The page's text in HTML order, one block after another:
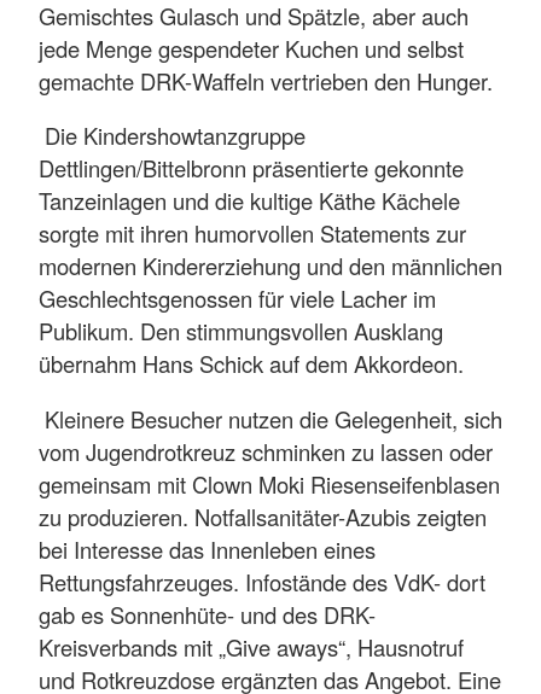
Gemischtes Gulasch und Spätzle, aber auch
jede Menge gespendeter Kuchen und selbst
gemachte DRK-Waffeln vertrieben den Hunger.
Die Kindershowtanzgruppe
Dettlingen/Bittelbronn präsentierte gekonnte
Tanzeinlagen und die kultige Käthe Kächele
sorgte mit ihren humorvollen Statements zur
modernen Kindererziehung und den männlichen
Geschlechtsgenossen für viele Lacher im
Publikum. Den stimmungsvollen Ausklang
übernahm Hans Schick auf dem Akkordeon.
Kleinere Besucher nutzen die Gelegenheit, sich
vom Jugendrotkreuz schminken zu lassen oder
gemeinsam mit Clown Moki Riesenseifenblasen
zu produzieren. Notfallsanitäter-Azubis zeigten
bei Interesse das Innenleben eines
Rettungsfahrzeuges. Infostände des VdK- dort
gab es Sonnenhüte- und des DRK-
Kreisverbands mit „Give aways“, Hausnotruf
und Rotkreuzdose ergänzten das Angebot. Eine